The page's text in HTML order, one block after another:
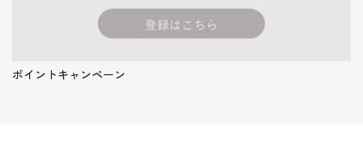
ポイントキャンペーン